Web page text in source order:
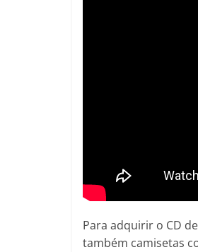
Para adquirir o CD
também camisetas